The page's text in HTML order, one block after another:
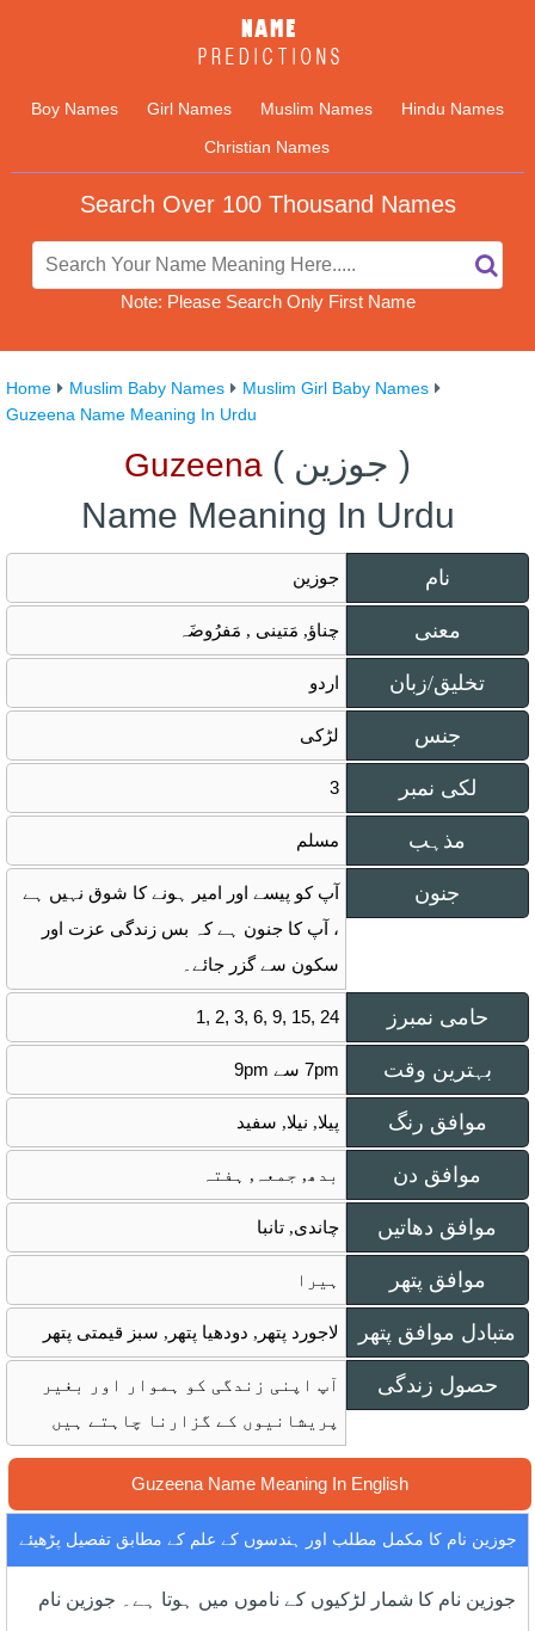
Boy Names Girl Names Muslim Names
Hindu Names
Christian Names
Search Over 100 Thousand Names
Note: Please Search Only First Name
Home Muslim Baby Names
Muslim Girl Baby Names
Guzeena Name Meaning In Urdu
Guzeena ( جوزين )
Name Meaning In Urdu
جوزين نام
چناﺅ, مَتينی , مَفرُوضَہ معنی
اردو تخلیق/زبان
لڑکی جنس
3 لکی نمبر
مسلم مذہب
آپ کو پیسے اور امیر ہونے کا شوق نہیں ہے
، آپ کا جنون ہے کہ بس زندگی عزت اور
سکون سے گزر جائے۔
جنون
1, 2, 3, 6, 9, 15, 24 حامی نمبرز
7pm سے 9pm بہترین وقت
پیلا, نیلا, سفید موافق رنگ
بدھ, جمعہ, ہفتہ موافق دن
چاندی, تانبا موافق دھاتیں
ہیرا موافق پتھر
لاجورد پتھر, دودھیا پتھر, سبز قیمتی پتھر متبادل موافق پتھر
آپ اپنی زندگی کو ہموار اور بغیر
پریشانیوں کے گزارنا چاہتے ہیں
حصول زندگی
Guzeena Name Meaning In English
جوزين نام کا مکمل مطلب اور ہندسوں کے علم کے مطابق تفصیل پڑھیئے
جوزين نام کا شمار لڑکیوں کے ناموں میں ہوتا ہے۔ جوزين نام